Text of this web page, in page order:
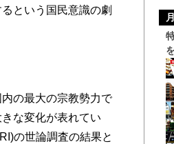
という国民意識の劇
の最大の宗教勢力で
な変化が表れてい
の世論調査の結果と